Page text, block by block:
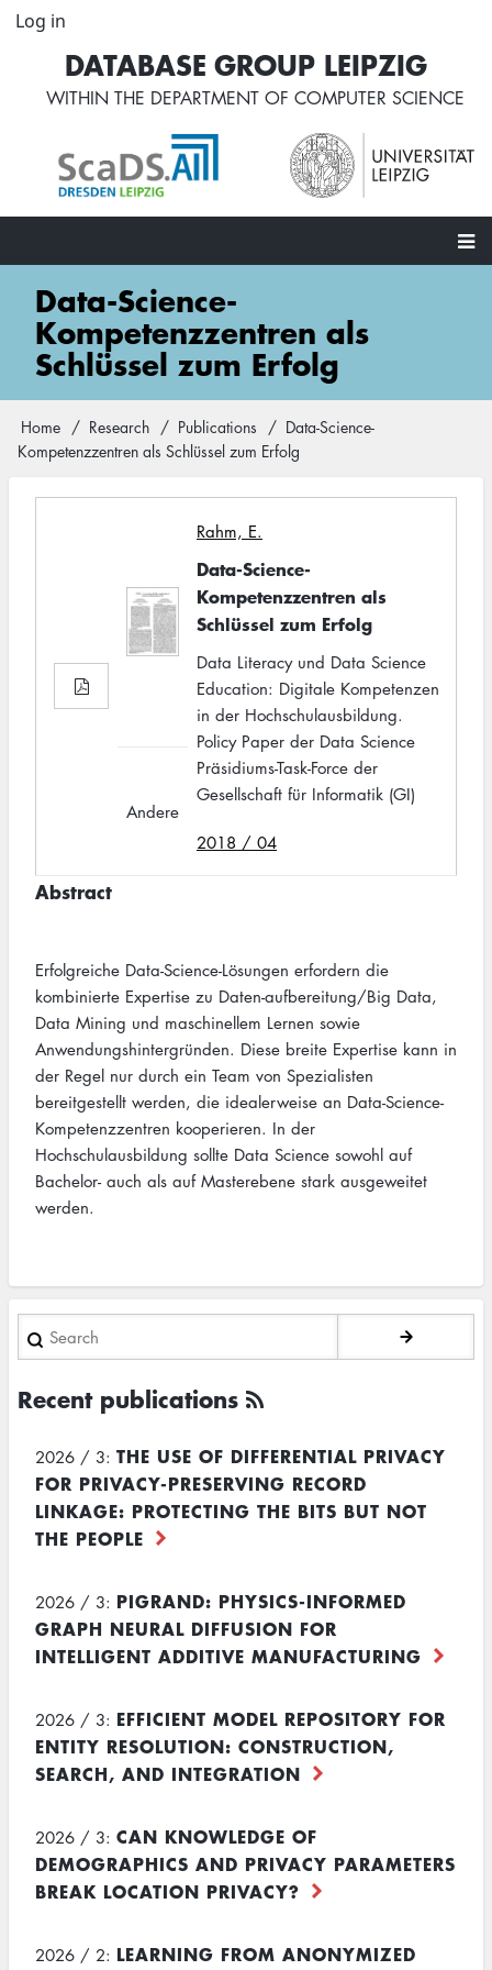
Skip
content
User
account
menu
Log in
DATABASE GROUP LEIPZIG
WITHIN THE DEPARTMENT OF COMPUTER SCIENCE
Main
navigation
Data-Science-
Kompetenzzentren als
Schlüssel zum Erfolg
Breadcrumb
Home Research Publications
Data-Science-
Kompetenzzentren als Schlüssel zum Erfolg
Rahm, E.
Data-Science-
Kompetenzzentren als
Schlüssel zum Erfolg
Data Literacy und Data Science
Education: Digitale Kompetenzen
in der Hochschulausbildung.
Policy Paper der Data Science
Präsidiums-Task-Force der
Gesellschaft für Informatik (GI)
2018 / 04
Andere
Abstract
Erfolgreiche Data-Science-Lösungen erfordern die
kombinierte Expertise zu Daten-aufbereitung/Big Data,
Data Mining und maschinellem Lernen sowie
Anwendungshintergründen. Diese breite Expertise kann in
der Regel nur durch ein Team von Spezialisten
bereitgestellt werden, die idealerweise an Data-Science-
Kompetenzzentren kooperieren. In der
Hochschulausbildung sollte Data Science sowohl auf
Bachelor- auch als auf Masterebene stark ausgeweitet
werden.
Search
Recent publications
2026 / 3: THE USE OF DIFFERENTIAL PRIVACY
FOR PRIVACY-PRESERVING RECORD
LINKAGE: PROTECTING THE BITS BUT NOT
THE PEOPLE
2026 / 3: PIGRAND: PHYSICS-INFORMED
GRAPH NEURAL DIFFUSION FOR
INTELLIGENT ADDITIVE MANUFACTURING
2026 / 3: EFFICIENT MODEL REPOSITORY FOR
ENTITY RESOLUTION: CONSTRUCTION,
SEARCH, AND INTEGRATION
2026 / 3: CAN KNOWLEDGE OF
DEMOGRAPHICS AND PRIVACY PARAMETERS
BREAK LOCATION PRIVACY?
2026 / 2: LEARNING FROM ANONYMIZED